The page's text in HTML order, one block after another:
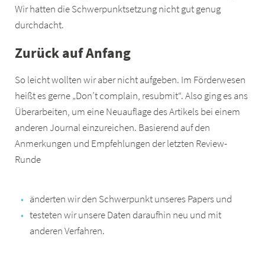
Wir hatten die Schwerpunktsetzung nicht gut genug
durchdacht.
Zurück auf Anfang
So leicht wollten wir aber nicht aufgeben. Im Förderwesen
heißt es gerne „Don’t complain, resubmit“. Also ging es ans
Überarbeiten, um eine Neuauflage des Artikels bei einem
anderen Journal einzureichen. Basierend auf den
Anmerkungen und Empfehlungen der letzten Review-
Runde
änderten wir den Schwerpunkt unseres Papers und
testeten wir unsere Daten daraufhin neu und mit
anderen Verfahren.